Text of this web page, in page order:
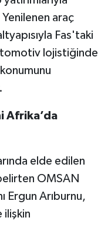
araç
Fas'taki
lojistiğinde
Afrika’da
elde edilen
OMSAN
Ergun Arıburnu,